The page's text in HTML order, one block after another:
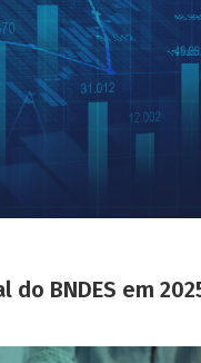
BNDES em